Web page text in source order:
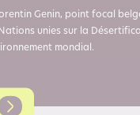
Genin, point focal
unies sur la
mondial.